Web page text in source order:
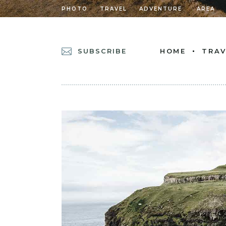
PHOTO TRAVEL ADVENTURE AREA
SUBSCRIBE HOME
POSTS METRO
DIVIDED POST
LEFT MENU
CASCADING
GRID HOME